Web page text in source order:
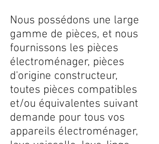
Nous possédons une large
gamme de pièces, et nous
fournissons les pièces
électroménager, pièces
d'origine constructeur,
toutes pièces compatibles
et/ou équivalentes suivant
demande pour tous vos
appareils électroménager,